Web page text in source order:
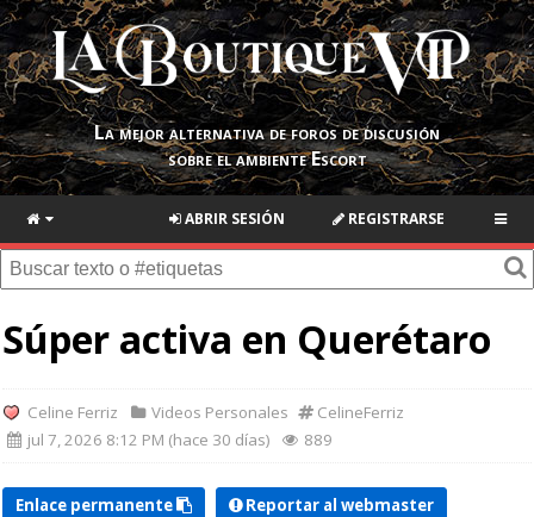
La mejor alternativa de foros de discusión
sobre el ambiente Escort
REGISTRARSE
ABRIR SESIÓN
Súper activa en Querétaro
Celine Ferriz Videos Personales
CelineFerriz
jul 7, 2026 8:12 PM (hace 30 días)
889
Enlace permanente Reportar al webmaster